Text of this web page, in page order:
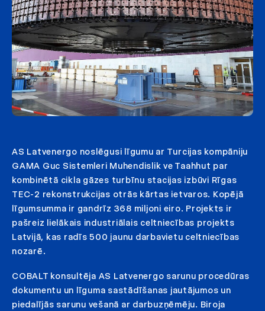
AS Latvenergo noslēgusi līgumu ar Turcijas kompāniju
GAMA Guc Sistemleri Muhendislik ve Taahhut par
kombinētā cikla gāzes turbīnu stacijas izbūvi Rīgas
TEC-2 rekonstrukcijas otrās kārtas ietvaros. Kopējā
līgumsumma ir gandrīz 368 miljoni eiro. Projekts ir
pašreiz lielākais industriālais celtniecības projekts
Latvijā, kas radīs 500 jaunu darbavietu celtniecības
nozarē.
COBALT konsultēja AS Latvenergo sarunu procedūras
dokumentu un līguma sastādīšanas jautājumos un
piedalījās sarunu vešanā ar darbuzņēmēju. Biroja